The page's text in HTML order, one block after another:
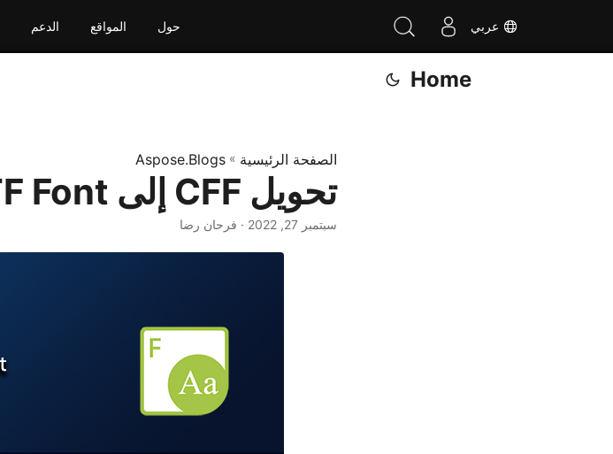
عربي الدعم المواقع حول
Home
الصفحة الرئيسية »
Aspose.Blogs
تحويل CFF إلى TTF Font برمجيًا في Java
سبتمبر 27, 2022 · فرحان رضا